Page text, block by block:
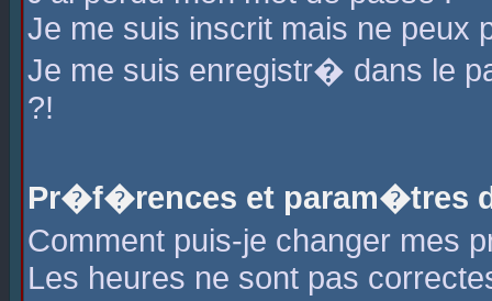
Je me suis inscrit mais ne peux
Je me suis enregistr� dans le
?!
Pr�f�rences et param�tres
Comment puis-je changer mes
Les heures ne sont pas